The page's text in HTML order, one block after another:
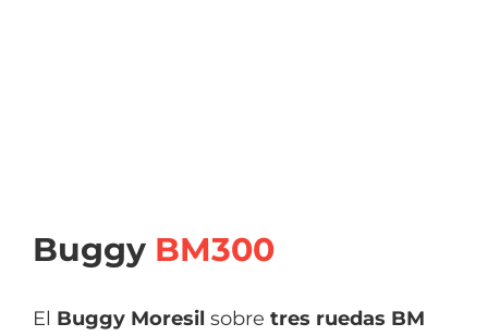
Buggy BM300
El Buggy Moresil sobre tres ruedas BM